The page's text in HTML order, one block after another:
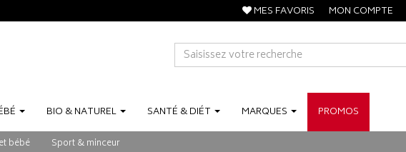
MES FAVORIS MON COMPTE
BIO &NATUREL SANTÉ &DIÉT MARQUES PROMOS
bébé Sport & minceur